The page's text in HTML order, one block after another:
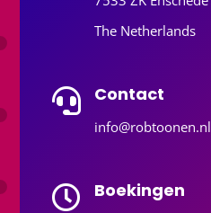
The Netherlands
 Contact
info@robtoonen.nl
 Boekingen